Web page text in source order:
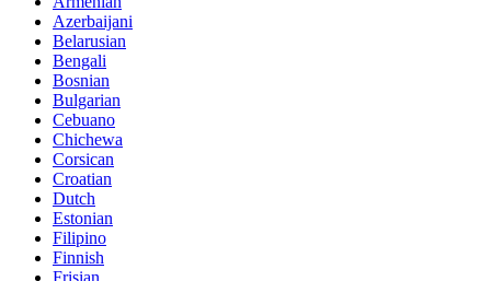
Azerbaijani
Belarusian
Bengali
Bosnian
Bulgarian
Cebuano
Chichewa
Corsican
Croatian
Dutch
Estonian
Filipino
Finnish
Frisian